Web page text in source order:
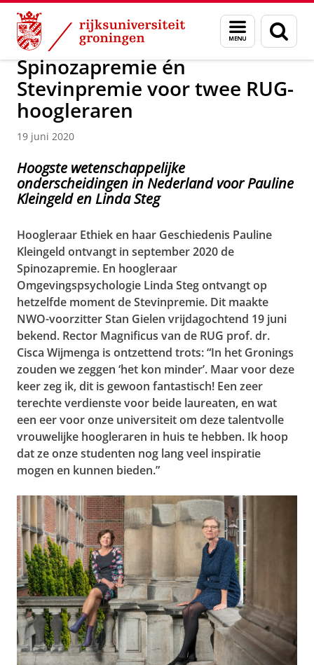
Skip
Content
Skip
Navigation
Menu
en
zoeken
Over ons Actueel Nieuws Nieuwsberichten
Spinozapremie én
Stevinpremie voor twee RUG-
hoogleraren
19 juni 2020
Hoogste wetenschappelijke
onderscheidingen in Nederland voor Pauline
Kleingeld en Linda Steg
Hoogleraar Ethiek en haar Geschiedenis Pauline
Kleingeld ontvangt in september 2020 de
Spinozapremie. En hoogleraar
Omgevingspsychologie Linda Steg ontvangt op
hetzelfde moment de Stevinpremie. Dit maakte
NWO-voorzitter Stan Gielen vrijdagochtend 19 juni
bekend. Rector Magnificus van de RUG prof. dr.
Cisca Wijmenga is ontzettend trots: “In het Gronings
zouden we zeggen ‘het kon minder’. Maar voor deze
keer zeg ik, dit is gewoon fantastisch! Een zeer
terechte verdienste voor beide laureaten, en wat
een eer voor onze universiteit om deze talentvolle
vrouwelijke hoogleraren in huis te hebben. Ik hoop
dat ze onze studenten nog lang veel inspiratie
mogen en kunnen bieden.”